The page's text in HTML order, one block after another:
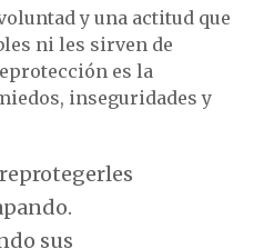
y una actitud que
ni les sirven de
es la
inseguridades y
sus